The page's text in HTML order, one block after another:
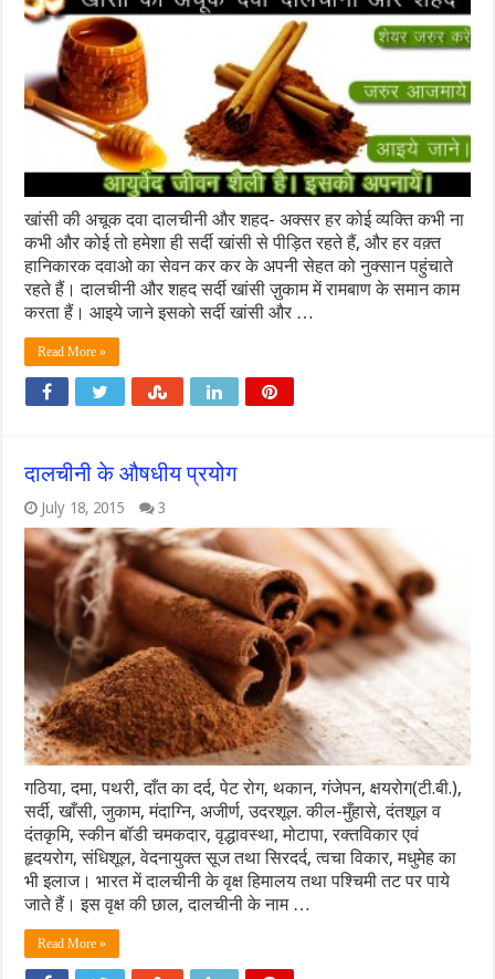
खांसी की अचूक दवा दालचीनी और शहद- अक्सर हर कोई व्यक्ति कभी ना
कभी और कोई तो हमेशा ही सर्दी खांसी से पीड़ित रहते हैं, और हर वक़्त
हानिकारक दवाओ का सेवन कर कर के अपनी सेहत को नुक्सान पहुंचाते
रहते हैं। दालचीनी और शहद सर्दी खांसी ज़ुकाम में रामबाण के समान काम
करता हैं। आइये जाने इसको सर्दी खांसी और …
Read More »
दालचीनी के औषधीय प्रयोग
July 18, 2015 3
गठिया, दमा, पथरी, दाँत का दर्द, पेट रोग, थकान, गंजेपन, क्षयरोग(टी.बी.),
सर्दी, खाँसी, जुकाम, मंदाग्नि, अजीर्ण, उदरशूल. कील-मुँहासे, दंतशूल व
दंतकृमि, स्कीन बॉडी चमकदार, वृद्धावस्था, मोटापा, रक्तविकार एवं
हृदयरोग, संधिशूल, वेदनायुक्त सूज तथा सिरदर्द, त्वचा विकार, मधुमेह का
भी इलाज। भारत में दालचीनी के वृक्ष हिमालय तथा पश्चिमी तट पर पाये
जाते हैं। इस वृक्ष की छाल, दालचीनी के नाम …
Read More »